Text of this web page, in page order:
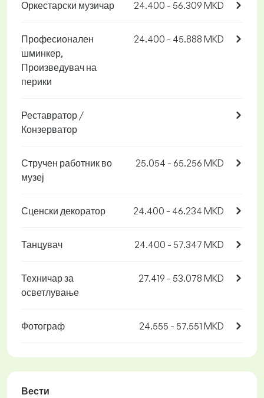
Оркестарски музичар 24.400 - 56.309 MKD
Професионален
шминкер,
Произведувач на
перики
24.400 - 45.888 MKD
Реставратор /
Конзерватор
Стручен работник во
музеј
25.054 - 65.256 MKD
Сценски декоратор 24.400 - 46.234 MKD
Танцувач 24.400 - 57.347 MKD
Техничар за
осветлување
27.419 - 53.078 MKD
Фотограф 24.555 - 57.551 MKD
Вести